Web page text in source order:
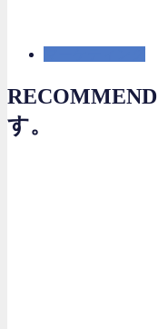
RECOMMEND
す。